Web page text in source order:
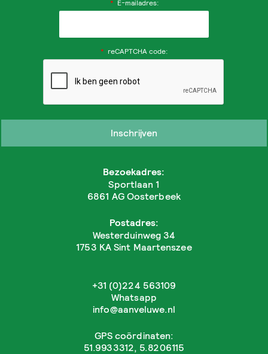
* E-mailadres:
* reCAPTCHA code:
Bezoekadres:
Sportlaan 1
6861 AG Oosterbeek
Postadres:
Westerduinweg 34
1753 KA Sint Maartenszee
+31 (0)224 563109
Whatsapp
info@aanveluwe.nl
GPS coördinaten:
51.9933312, 5.8206115